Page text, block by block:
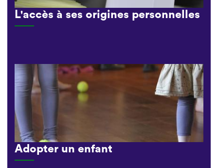
L'accès à ses origines personnelles
Adopter un enfant